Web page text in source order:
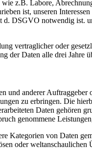
z.B. Labore,
ist, unseren
DSGVO notwendig ist.
vertraglicher oder
der Daten alle drei Jahre
und anderer
zu erbringen. Die
Daten gehören
genommene
Kategorien von Daten
oder